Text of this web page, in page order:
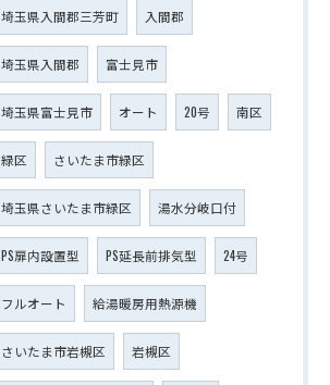
埼玉県入間郡三芳町 入間郡
埼玉県入間郡 富士見市
埼玉県富士見市 オート 20号 南区
緑区 さいたま市緑区
埼玉県さいたま市緑区 湯水分岐口付
PS扉内設置型 PS延長前排気型 24号
フルオート 給湯暖房用熱源機
さいたま市岩槻区 岩槻区